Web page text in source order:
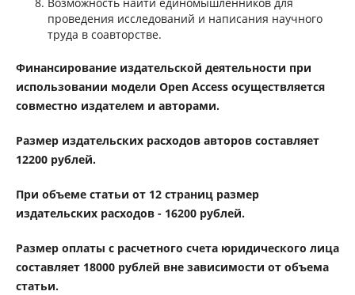
проведения исследований и написания научного
труда в соавторстве.
Финансирование издательской деятельности при
использовании модели Open Access осуществляется
совместно издателем и авторами.
Размер издательских расходов авторов составляет
12200 рублей.
При объеме статьи от 12 страниц размер
издательских расходов - 16200 рублей.
Размер оплаты с расчетного счета юридического лица
составляет 18000 рублей вне зависимости от объема
статьи.